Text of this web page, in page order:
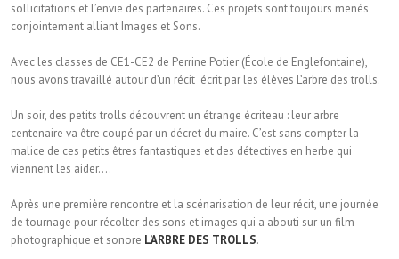
sollicitations et l’envie des partenaires. Ces projets sont toujours menés
conjointement alliant Images et Sons.
Avec les classes de CE1-CE2 de Perrine Potier (École de Englefontaine),
nous avons travaillé autour d’un récit écrit par les élèves L’arbre des trolls.
Un soir, des petits trolls découvrent un étrange écriteau : leur arbre
centenaire va être coupé par un décret du maire. C’est sans compter la
malice de ces petits êtres fantastiques et des détectives en herbe qui
viennent les aider….
Après une première rencontre et la scénarisation de leur récit, une journée
de tournage pour récolter des sons et images qui a abouti sur un film
photographique et sonore L’ARBRE DES TROLLS.